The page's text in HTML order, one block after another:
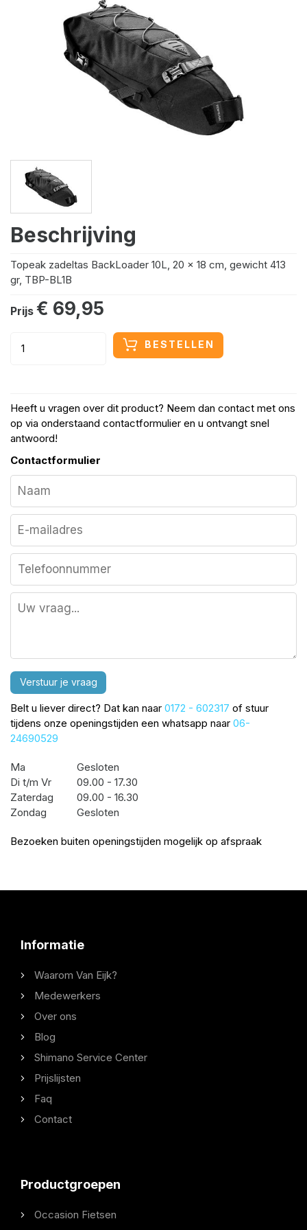
Beschrijving
Topeak zadeltas BackLoader 10L, 20 x 18 cm, gewicht 413
gr, TBP-BL1B
Prijs € 69,95
BESTELLEN
Heeft u vragen over dit product? Neem dan contact met ons
op via onderstaand contactformulier en u ontvangt snel
antwoord!
Contactformulier
Verstuur je vraag
Belt u liever direct? Dat kan naar 0172 - 602317 of stuur
tijdens onze openingstijden een whatsapp naar 06-
24690529
Ma
Gesloten
Di t/m Vr
09.00 - 17.30
Zaterdag
09.00 - 16.30
Zondag
Gesloten
Bezoeken buiten openingstijden mogelijk op afspraak
Informatie
Waarom Van Eijk?
Medewerkers
Over ons
Blog
Shimano Service Center
Prijslijsten
Faq
Contact
Productgroepen
Occasion Fietsen